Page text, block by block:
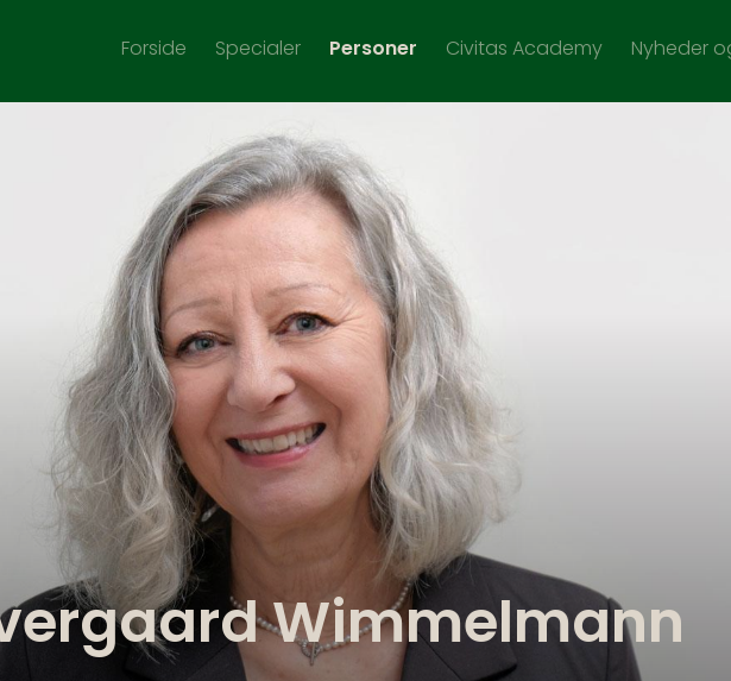
Forside Specialer Personer Civitas Academy Nyheder
Wimmelmann